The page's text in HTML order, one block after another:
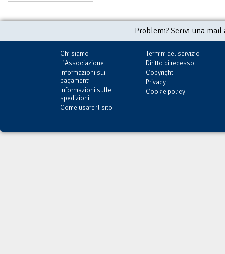
Problemi? Scrivi una
Chi siamo
L'Associazione
Informazioni sui
pagamenti
Informazioni sulle
spedizioni
Come usare il sito
Termini del servizio
Diritto di recesso
Copyright
Privacy
Cookie policy